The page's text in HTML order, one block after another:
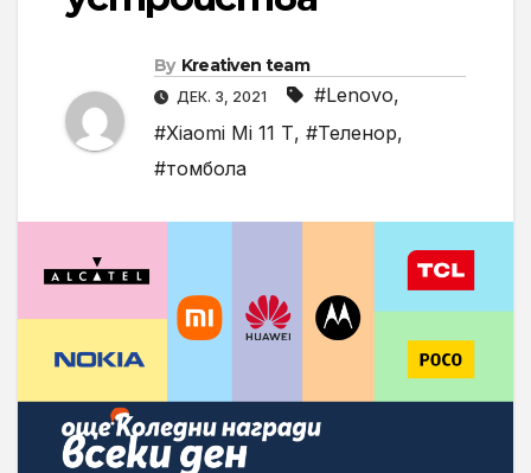
By Kreativen team
ДЕК. 3, 2021 #Lenovo,
#Xiaomi Mi 11 T, #Теленор,
#томбола